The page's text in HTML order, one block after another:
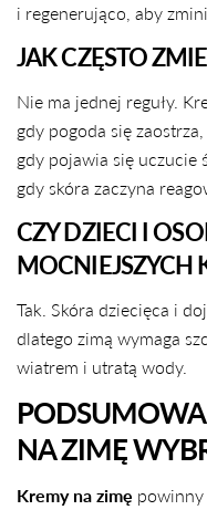
i regenerująco, aby
JAK CZĘSTO
Nie ma jednej reguły.
gdy pogoda się zaostrza,
gdy pojawia się uczucie
gdy skóra zaczyna
CZY DZIECI I
MOCNIEJSZYCH
Tak. Skóra dziecięca i
dlatego zimą wymaga
wiatrem i utratą wody.
NA ZIMĘ
Kremy na zimę powinny